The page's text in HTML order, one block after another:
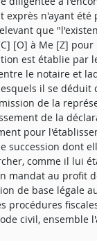
exprès n'ayant été
que
[O] à Me [Z]
est établie par
le notaire et
il se déduit
de la
de la
pour
succession dont
comme il lui
mandat au profit
de base légale
procédures
civil, ensemble